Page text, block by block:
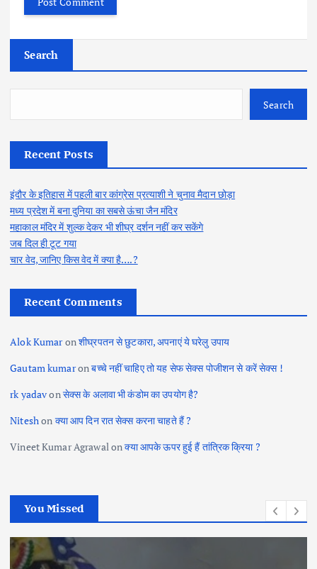
Search
Search
Recent Posts
इंदौर के इतिहास में पहली बार कांग्रेस प्रत्याशी ने चुनाव मैदान छोड़ा
मध्य प्रदेश में बना दुनिया का सबसे ऊंचा जैन मंदिर
महाकाल मंदिर में शुल्क देकर भी शीघ्र दर्शन नहीं कर सकेंगे
जब दिल ही टूट गया
चार वेद, जानिए किस वेद में क्या है….?
Recent Comments
Alok Kumaronशीघ्रपतन से छुटकारा, अपनाएं ये घरेलु उपाय
Gautam kumaronबच्चे नहीं चाहिए तो यह सेफ सेक्स पोजीशन से करें सेक्स !
rk yadavonसेक्स के अलावा भी कंडोम का उपयोग है?
Niteshon क्या आप दिन रात सेक्स करना चाहते हैं ?
Vineet Kumar Agrawalonक्या आपके ऊपर हुई हैं तांत्रिक क्रिया ?
You Missed